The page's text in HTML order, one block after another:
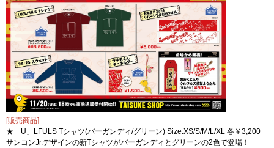
[販売商品]
★「U」LFULS Tシャツ(バーガンディ/グリーン) Size:XS/S/M/L/XL 各￥3,200
サンコンJr.デザインの新Tシャツがバーガンディとグリーンの2色で登場！